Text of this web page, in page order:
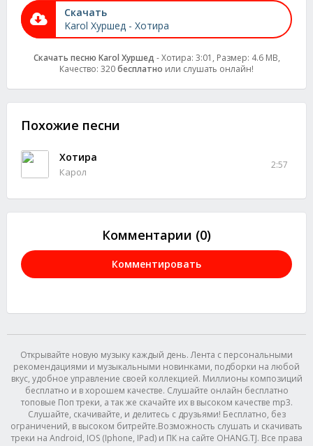
Скачать
Karol Хуршед - Хотира
Скачать песню Karol Хуршед - Хотира: 3:01, Размер: 4.6 MB,
Качество: 320бесплатно или слушать онлайн!
Похожие песни
Хотира
Карол
2:57
Комментарии (0)
Комментировать
Открывайте новую музыку каждый день. Лента с персональными
рекомендациями и музыкальными новинками, подборки на любой
вкус, удобное управление своей коллекцией. Миллионы композиций
бесплатно и в хорошем качестве. Слушайте онлайн бесплатно
топовые Поп треки, а так же скачайте их в высоком качестве mp3.
Слушайте, скачивайте, и делитесь с друзьями! Бесплатно, без
ограничений, в высоком битрейте.Возможность слушать и скачивать
треки на Android, IOS (Iphone, IPad) и ПК на сайте OHANG.TJ. Все права